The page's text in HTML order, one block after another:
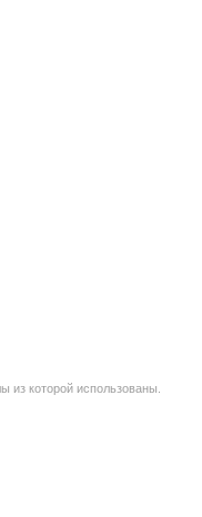
из которой использованы.